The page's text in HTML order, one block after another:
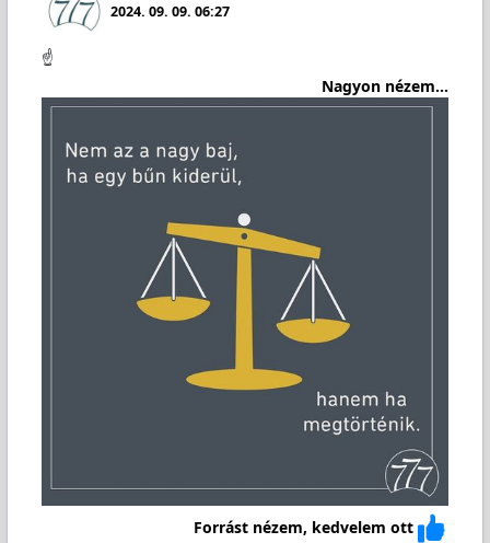
2024. 09. 09. 06:27
☝️
Nagyon nézem...
Forrást nézem, kedvelem ott